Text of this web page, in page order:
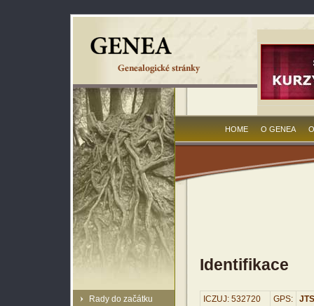
Rady do začátku
HOME O GENEA
Identifikace
ICZUJ: 532720
GPS: